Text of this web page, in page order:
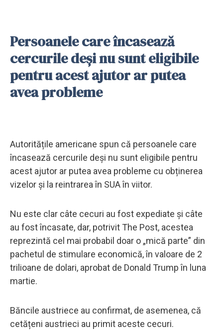
Persoanele care încasează
cercurile deși nu sunt eligibile
pentru acest ajutor ar putea
avea probleme
Autoritățile americane spun că persoanele care
încasează cercurile deși nu sunt eligibile pentru
acest ajutor ar putea avea probleme cu obținerea
vizelor și la reintrarea în SUA în viitor.
Nu este clar câte cecuri au fost expediate și câte
au fost încasate, dar, potrivit The Post, acestea
reprezintă cel mai probabil doar o „mică parte” din
pachetul de stimulare economică, în valoare de 2
trilioane de dolari, aprobat de Donald Trump în luna
martie.
Băncile austriece au confirmat, de asemenea, că
cetățeni austrieci au primit aceste cecuri.